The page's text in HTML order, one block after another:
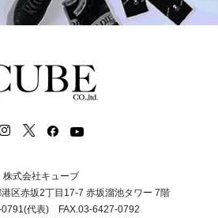
株式会社キューブ
区赤坂2丁目17-7 赤坂溜池タワー 7階
0791(代表) FAX.03-6427-0792